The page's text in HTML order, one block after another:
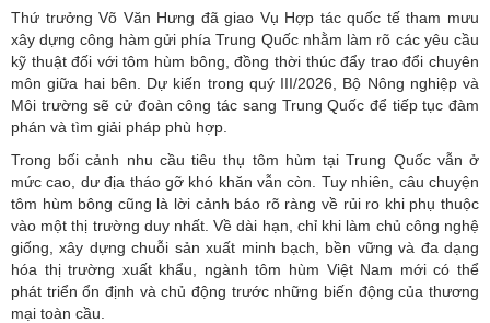
Thứ trưởng Võ Văn Hưng đã giao Vụ Hợp tác quốc tế tham mưu
xây dựng công hàm gửi phía Trung Quốc nhằm làm rõ các yêu cầu
kỹ thuật đối với tôm hùm bông, đồng thời thúc đẩy trao đổi chuyên
môn giữa hai bên. Dự kiến trong quý III/2026, Bộ Nông nghiệp và
Môi trường sẽ cử đoàn công tác sang Trung Quốc để tiếp tục đàm
phán và tìm giải pháp phù hợp.
Trong bối cảnh nhu cầu tiêu thụ tôm hùm tại Trung Quốc vẫn ở
mức cao, dư địa tháo gỡ khó khăn vẫn còn. Tuy nhiên, câu chuyện
tôm hùm bông cũng là lời cảnh báo rõ ràng về rủi ro khi phụ thuộc
vào một thị trường duy nhất. Về dài hạn, chỉ khi làm chủ công nghệ
giống, xây dựng chuỗi sản xuất minh bạch, bền vững và đa dạng
hóa thị trường xuất khẩu, ngành tôm hùm Việt Nam mới có thể
phát triển ổn định và chủ động trước những biến động của thương
mại toàn cầu.